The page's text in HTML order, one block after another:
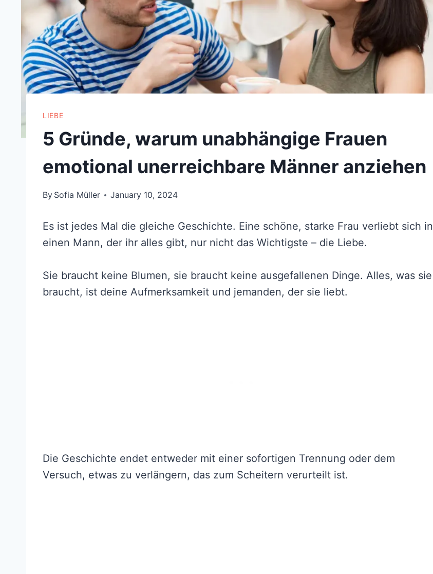
LIEBE
5 Gründe, warum unabhängige Frauen
emotional unerreichbare Männer anziehen
By Sofia Müller January 10, 2024
Es ist jedes Mal die gleiche Geschichte. Eine schöne, starke Frau verliebt sich in
einen Mann, der ihr alles gibt, nur nicht das Wichtigste – die Liebe.
Sie braucht keine Blumen, sie braucht keine ausgefallenen Dinge. Alles, was sie
braucht, ist deine Aufmerksamkeit und jemanden, der sie liebt.
Die Geschichte endet entweder mit einer sofortigen Trennung oder dem
Versuch, etwas zu verlängern, das zum Scheitern verurteilt ist.